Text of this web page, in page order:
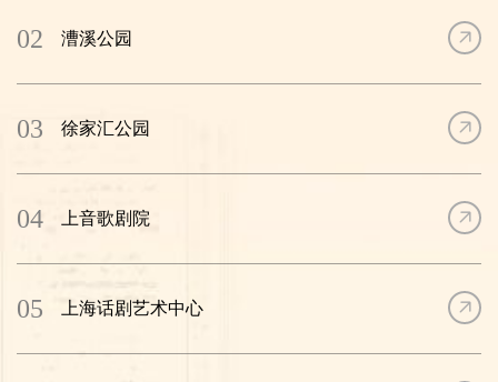
02 漕溪公园
03 徐家汇公园
04 上音歌剧院
05 上海话剧艺术中心